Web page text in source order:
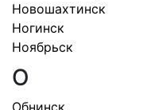
Новошахтинск
Ногинск
Ноябрьск
О
Обнинск